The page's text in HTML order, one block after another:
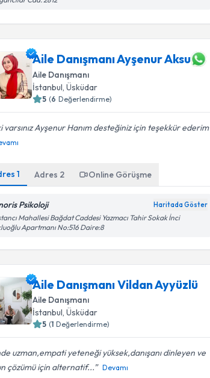
Aile Danışmanı Ayşenur Aksu
Aile Danışmanı
İstanbul , Üsküdar
5 (6 Değerlendirme)
varsınız Ayşenur Hanım desteğiniz için teşekkür ederim
1 Adres 2 Online Görüşme
Psikoloji Haritada Göster
Mahallesi Bağdat Caddesi Yazmacı Tahir Sokak İnci
Apartmanı No:516 Daire:8
Aile Danışmanı Vildan Ayyüzlü
Aile Danışmanı
İstanbul , Üsküdar
5 (1 Değerlendirme)
uzman,empati yeteneği yüksek,danışanı dinleyen ve
çözümü için alternatif...
Devamı